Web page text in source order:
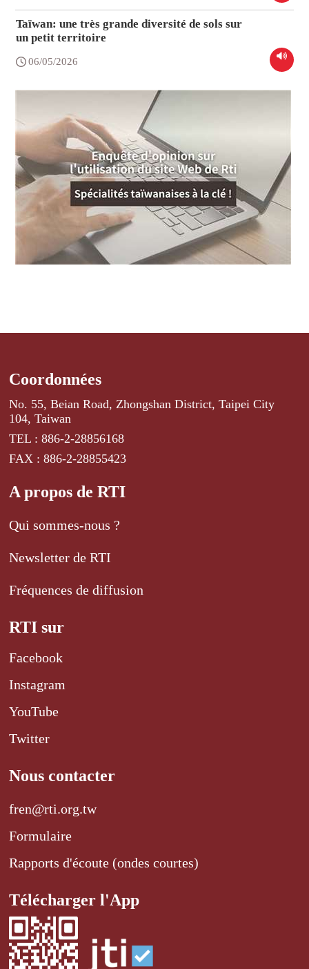
Taïwan: une très grande diversité de sols sur
un petit territoire
06/05/2026
Coordonnées
No. 55, Beian Road, Zhongshan District, Taipei City
104, Taiwan
TEL : 886-2-28856168
FAX : 886-2-28855423
A propos de RTI
Qui sommes-nous ?
Newsletter de RTI
Fréquences de diffusion
RTI sur
Facebook
Instagram
YouTube
Twitter
Nous contacter
fren@rti.org.tw
Formulaire
Rapports d'écoute (ondes courtes)
Télécharger l'App